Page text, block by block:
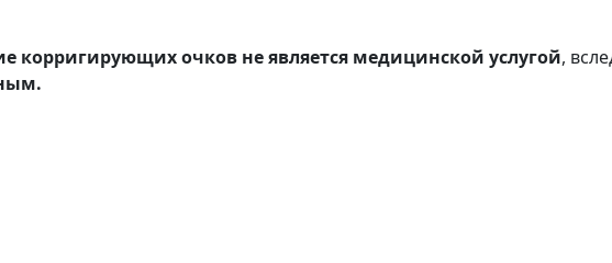
корригирующих очков не является медицинской услугой,